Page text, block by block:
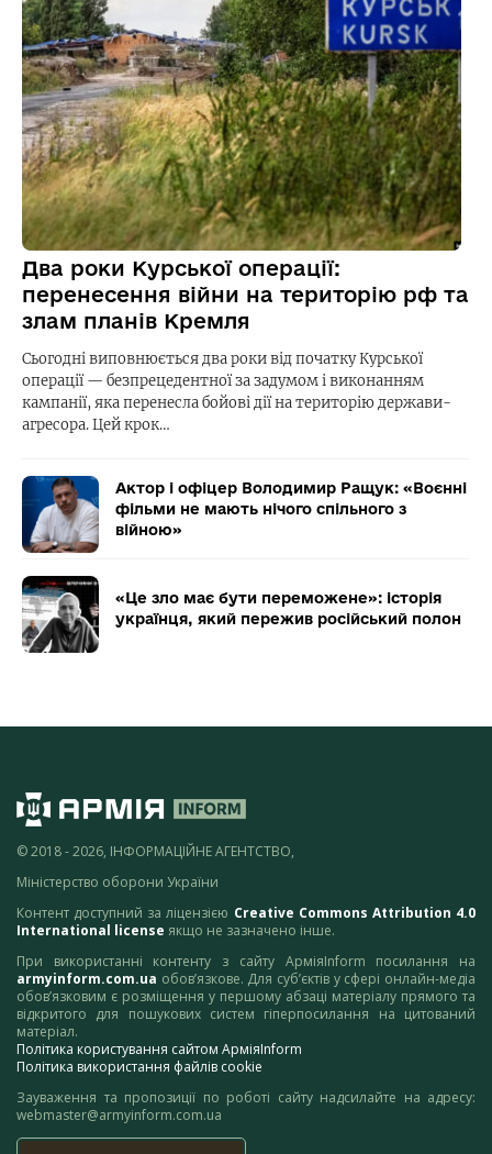
Два роки Курської операції:
перенесення війни на територію рф та
злам планів Кремля
Сьогодні виповнюється два роки від початку Курської
операції — безпрецедентної за задумом і виконанням
кампанії, яка перенесла бойові дії на територію держави-
агресора. Цей крок…
Актор і офіцер Володимир Ращук: «Воєнні
фільми не мають нічого спільного з
війною»
«Це зло має бути переможене»: історія
українця, який пережив російський полон
© 2018 - 2026, ІНФОРМАЦІЙНЕ АГЕНТСТВО,
Міністерство оборони України
Контент доступний за ліцензією Creative Commons Attribution 4.0
International license якщо не зазначено інше.
При використанні контенту з сайту АрміяInform посилання на
armyinform.com.ua обов’язкове. Для суб’єктів у сфері онлайн-медіа
обов’язковим є розміщення у першому абзаці матеріалу прямого та
відкритого для пошукових систем гіперпосилання на цитований
матеріал.
Політика користування сайтом АрміяInform
Політика використання файлів cookie
Зауваження та пропозиції по роботі сайту надсилайте на адресу:
webmaster@armyinform.com.ua